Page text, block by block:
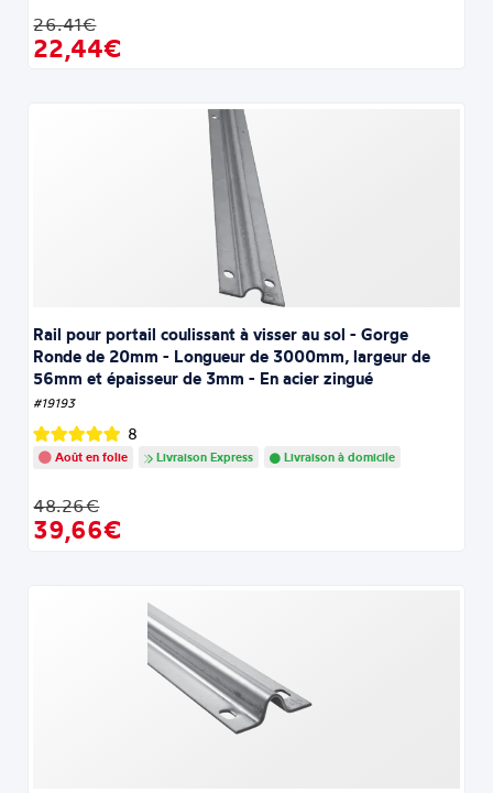
26.41€
22,44€
Rail pour portail coulissant à visser au sol - Gorge
Ronde de 20mm - Longueur de 3000mm, largeur de
56mm et épaisseur de 3mm - En acier zingué
#19193
8
Août en folie Livraison Express Livraison à domicile
48.26€
39,66€